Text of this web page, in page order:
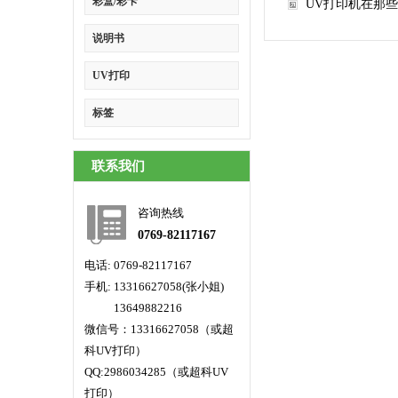
说明书
UV打印
标签
联系我们
咨询热线
0769-82117167
电话: 0769-82117167
手机: 13316627058(张小姐)
13649882216
微信号：13316627058（或超
科UV打印）
QQ:2986034285（或超科UV
打印）
UV打印机在那